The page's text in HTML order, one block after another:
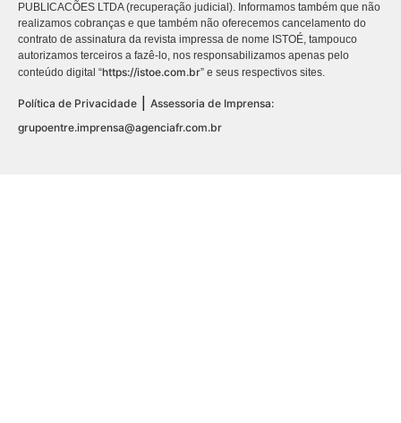
PUBLICACÕES LTDA (recuperação judicial). Informamos também que não
realizamos cobranças e que também não oferecemos cancelamento do
contrato de assinatura da revista impressa de nome ISTOÉ, tampouco
autorizamos terceiros a fazê-lo, nos responsabilizamos apenas pelo
conteúdo digital “https://istoe.com.br” e seus respectivos sites.
Política de Privacidade
Assessoria de Imprensa:
grupoentre.imprensa@agenciafr.com.br